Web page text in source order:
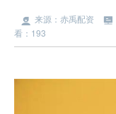
来源：赤禹配资
看：193